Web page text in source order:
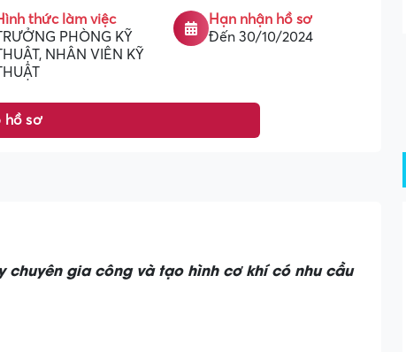
thức làm việc
PHÒNG KỸ
NHÂN VIÊN KỸ
Hạn nhận hồ sơ
Đến 30/10/2024
hồ sơ
chuyên gia công và tạo hình cơ khí có nhu cầu